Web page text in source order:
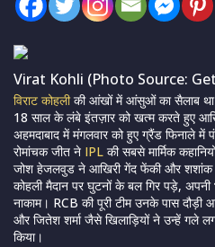
Virat Kohli (Photo Source:
विराट कोहलीकी आंखों में आंसुओं का सैलाब
18 साल के लंबे इंतज़ार को खत्म करते हुए
अहमदाबाद में मंगलवार को हुए ग्रैंड फिनाले
रोमांचक जीत ने IPL की सबसे मार्मिक
जोश हेजलवुड ने आखिरी गेंद फेंकी और शशांक
कोहली मैदान पर घुटनों के बल गिर पड़े,
नाकाम। RCB की पूरी टीम उनके पास
और जितेश शर्मा जैसे खिलाड़ियों ने उन्हें गले
किया।